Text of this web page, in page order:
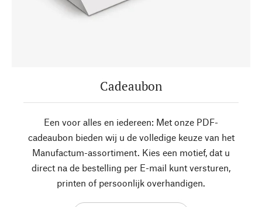
Cadeaubon
Een voor alles en iedereen: Met onze PDF-
cadeaubon bieden wij u de volledige keuze van het
Manufactum-assortiment. Kies een motief, dat u
direct na de bestelling per E-mail kunt versturen,
printen of persoonlijk overhandigen.